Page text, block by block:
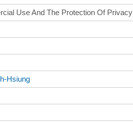
Use And The Protection Of Privacy
Hsiung